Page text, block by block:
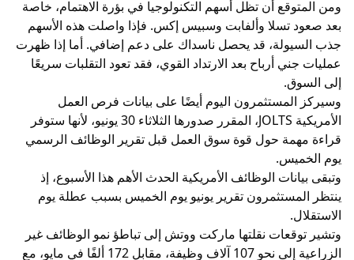
ومن المتوقع أن تظل أسهم التكنولوجيا في بؤرة الاهتمام، خاصة
بعد صعود تسلا وألفابت وسبيس إكس. فإذا واصلت هذه الأسهم
جذب السيولة، قد يحصل ناسداك على دعم إضافي. أما إذا ظهرت
عمليات جني أرباح بعد الارتداد القوي، فقد تعود التقلبات سريعًا
إلى السوق.
وسيركز المستثمرون اليوم أيضًا على بيانات فرص العمل
الأمريكية JOLTS، المقرر صدورها الثلاثاء 30 يونيو، لأنها ستوفر
قراءة مهمة حول قوة سوق العمل قبل تقرير الوظائف الرسمي
يوم الخميس.
وتبقى بيانات الوظائف الأمريكية الحدث الأهم هذا الأسبوع، إذ
ينتظر المستثمرون تقرير يونيو يوم الخميس بسبب عطلة يوم
الاستقلال.
وتشير توقعات نقلتها ماركت ووتش إلى تباطؤ نمو الوظائف غير
الزراعية إلى نحو 107 آلاف وظيفة، مقابل 172 ألفًا في مايو، مع